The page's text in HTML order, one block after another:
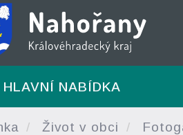
HLAVNÍ NABÍDKA
Život v obci